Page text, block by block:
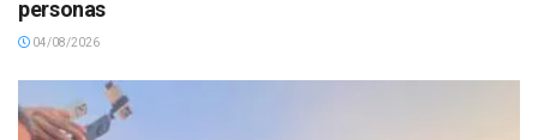
personas
04/08/2026